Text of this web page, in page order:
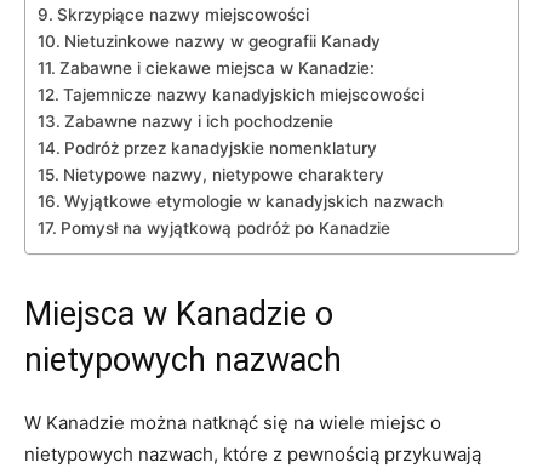
Skrzypiące nazwy miejscowości
Nietuzinkowe‍ nazwy ⁢w‍ geografii‍ Kanady
Zabawne i ⁢ciekawe⁢ miejsca w Kanadzie:
Tajemnicze nazwy⁤ kanadyjskich miejscowości
Zabawne ⁣nazwy i ich pochodzenie
Podróż przez kanadyjskie nomenklatury
Nietypowe ‌nazwy, nietypowe⁢ charaktery
Wyjątkowe etymologie w kanadyjskich nazwach
Pomysł na wyjątkową podróż po Kanadzie
Miejsca w Kanadzie o⁣
nietypowych‍ nazwach
W Kanadzie można​ natknąć się na‌ wiele miejsc o
⁢nietypowych nazwach, ⁤które z pewnością przykuwają⁢